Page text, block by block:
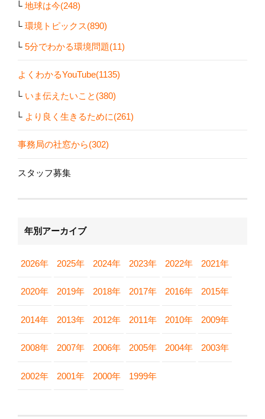
地球は今(248)
環境トピックス(890)
5分でわかる環境問題(11)
よくわかるYouTube(1135)
いま伝えたいこと(380)
より良く生きるために(261)
事務局の社窓から(302)
スタッフ募集
年別アーカイブ
2026年 2025年 2024年 2023年 2022年 2021年
2020年 2019年 2018年 2017年 2016年 2015年
2014年 2013年 2012年 2011年 2010年 2009年
2008年 2007年 2006年 2005年 2004年 2003年
2002年 2001年 2000年 1999年